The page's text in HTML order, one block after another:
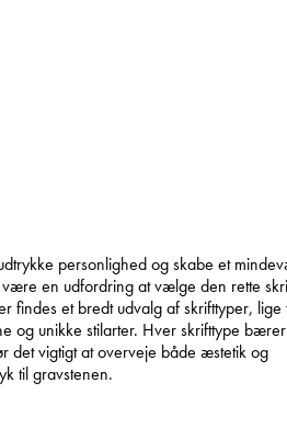
personlighed og skabe et
en udfordring at vælge den rette
findes et bredt udvalg af skrifttyper, lige
og unikke stilarter. Hver skrifttype
det vigtigt at overveje både æstetik og
til gravstenen.